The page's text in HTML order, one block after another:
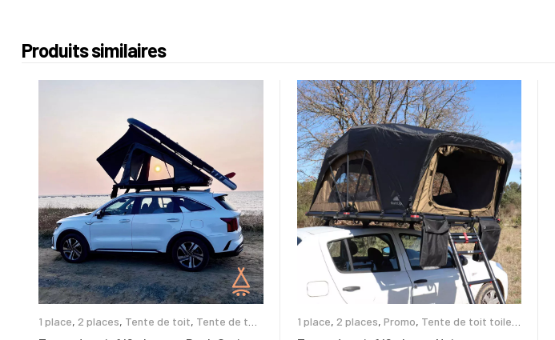
Produits similaires
1 place, 2 places, Tente de toit, Tente de toit
1 place, 2 places, Promo, Tente de toit toile